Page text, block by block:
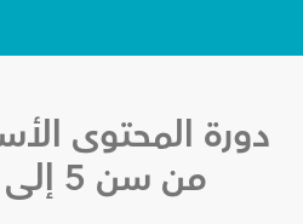
دورة المحتوى
من سن 5 إلى 6 سنوات